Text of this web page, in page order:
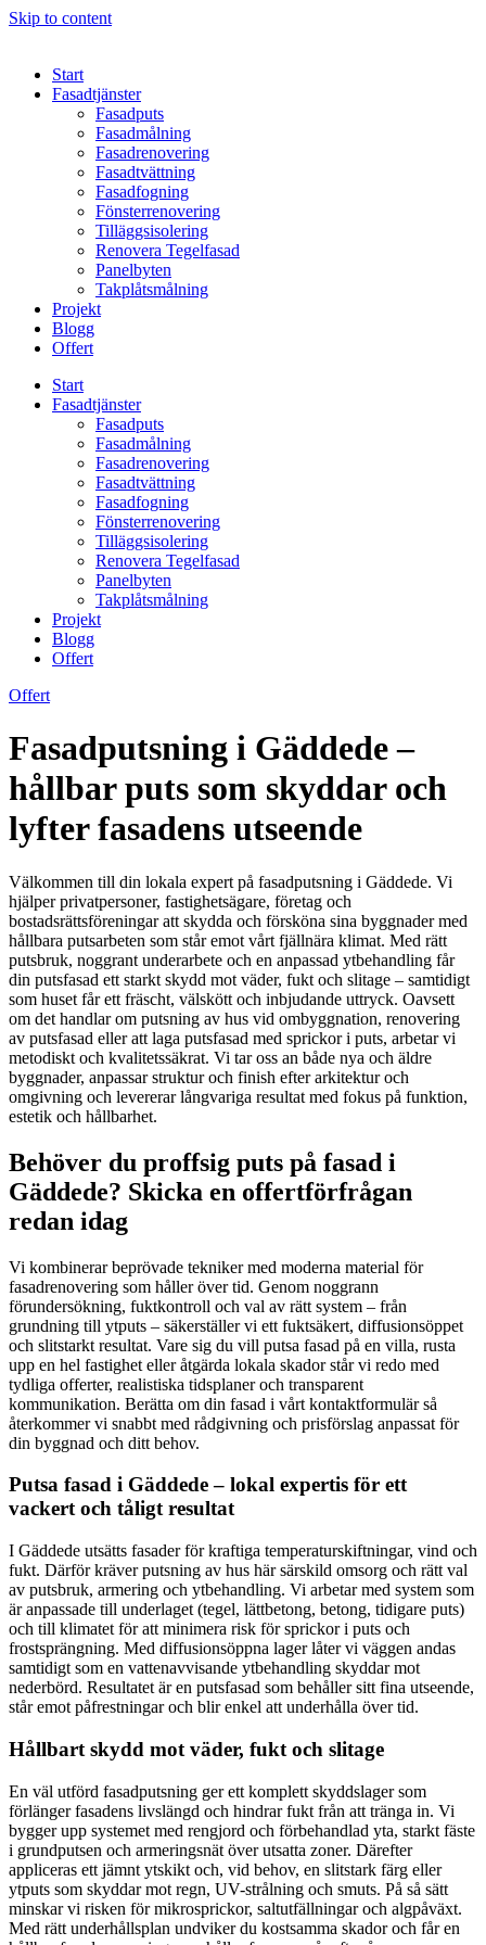
Skip to content
Start
Fasadtjänster
Fasadputs
Fasadmålning
Fasadrenovering
Fasadtvättning
Fasadfogning
Fönsterrenovering
Tilläggsisolering
Renovera Tegelfasad
Panelbyten
Takplåtsmålning
Projekt
Blogg
Offert
Start
Fasadtjänster
Fasadputs
Fasadmålning
Fasadrenovering
Fasadtvättning
Fasadfogning
Fönsterrenovering
Tilläggsisolering
Renovera Tegelfasad
Panelbyten
Takplåtsmålning
Projekt
Blogg
Offert
Offert
Fasadputsning i Gäddede –
hållbar puts som skyddar och
lyfter fasadens utseende
Välkommen till din lokala expert på fasadputsning i Gäddede. Vi
hjälper privatpersoner, fastighetsägare, företag och
bostadsrättsföreningar att skydda och försköna sina byggnader med
hållbara putsarbeten som står emot vårt fjällnära klimat. Med rätt
putsbruk, noggrant underarbete och en anpassad ytbehandling får
din putsfasad ett starkt skydd mot väder, fukt och slitage – samtidigt
som huset får ett fräscht, välskött och inbjudande uttryck. Oavsett
om det handlar om putsning av hus vid ombyggnation, renovering
av putsfasad eller att laga putsfasad med sprickor i puts, arbetar vi
metodiskt och kvalitetssäkrat. Vi tar oss an både nya och äldre
byggnader, anpassar struktur och finish efter arkitektur och
omgivning och levererar långvariga resultat med fokus på funktion,
estetik och hållbarhet.
Behöver du proffsig puts på fasad i
Gäddede? Skicka en offertförfrågan
redan idag
Vi kombinerar beprövade tekniker med moderna material för
fasadrenovering som håller över tid. Genom noggrann
förundersökning, fuktkontroll och val av rätt system – från
grundning till ytputs – säkerställer vi ett fuktsäkert, diffusionsöppet
och slitstarkt resultat. Vare sig du vill putsa fasad på en villa, rusta
upp en hel fastighet eller åtgärda lokala skador står vi redo med
tydliga offerter, realistiska tidsplaner och transparent
kommunikation. Berätta om din fasad i vårt kontaktformulär så
återkommer vi snabbt med rådgivning och prisförslag anpassat för
din byggnad och ditt behov.
Putsa fasad i Gäddede – lokal expertis för ett
vackert och tåligt resultat
I Gäddede utsätts fasader för kraftiga temperaturskiftningar, vind och
fukt. Därför kräver putsning av hus här särskild omsorg och rätt val
av putsbruk, armering och ytbehandling. Vi arbetar med system som
är anpassade till underlaget (tegel, lättbetong, betong, tidigare puts)
och till klimatet för att minimera risk för sprickor i puts och
frostsprängning. Med diffusionsöppna lager låter vi väggen andas
samtidigt som en vattenavvisande ytbehandling skyddar mot
nederbörd. Resultatet är en putsfasad som behåller sitt fina utseende,
står emot påfrestningar och blir enkel att underhålla över tid.
Hållbart skydd mot väder, fukt och slitage
En väl utförd fasadputsning ger ett komplett skyddslager som
förlänger fasadens livslängd och hindrar fukt från att tränga in. Vi
bygger upp systemet med rengjord och förbehandlad yta, starkt fäste
i grundputsen och armeringsnät över utsatta zoner. Därefter
appliceras ett jämnt ytskikt och, vid behov, en slitstark färg eller
ytputs som skyddar mot regn, UV-strålning och smuts. På så sätt
minskar vi risken för mikro­sprickor, saltutfällningar och algpåväxt.
Med rätt underhållsplan undviker du kostsamma skador och får en